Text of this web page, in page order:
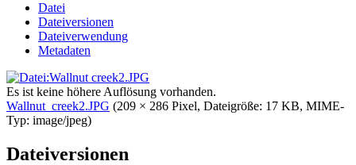
Datei
Dateiversionen
Dateiverwendung
Metadaten
Es ist keine höhere Auflösung vorhanden.
Wallnut_creek2.JPG (209 × 286 Pixel, Dateigröße: 17 KB, MIME-
Typ: image/jpeg)
Dateiversionen